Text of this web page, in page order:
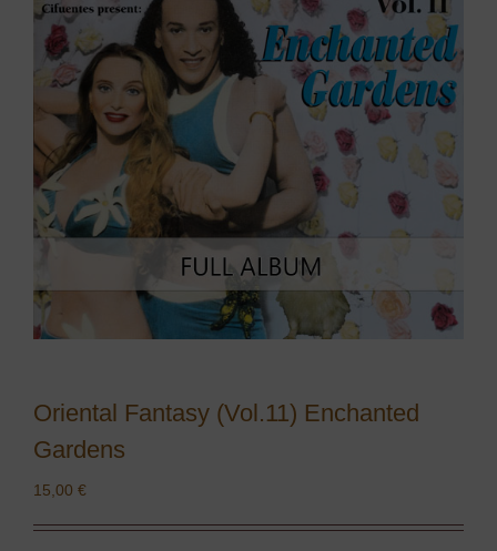
Oriental Fantasy (Vol.11) Enchanted
Gardens
15,00 €